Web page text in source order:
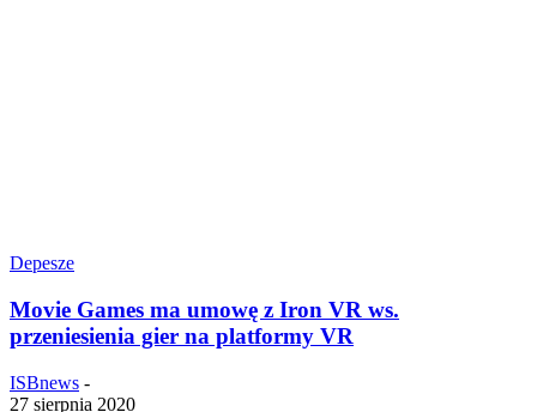
Depesze
Movie Games ma umowę z Iron VR ws.
przeniesienia gier na platformy VR
ISBnews -
27 sierpnia 2020